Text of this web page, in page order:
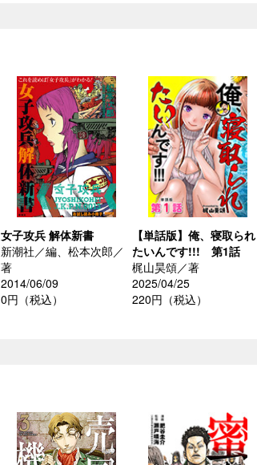
女子攻兵 解体新書
新潮社／編、松本次郎／
著
2014/06/09
0円（税込）
【単話版】俺、寝取られ
たいんです!!! 第1話
梶山昊頌／著
2025/04/25
220円（税込）